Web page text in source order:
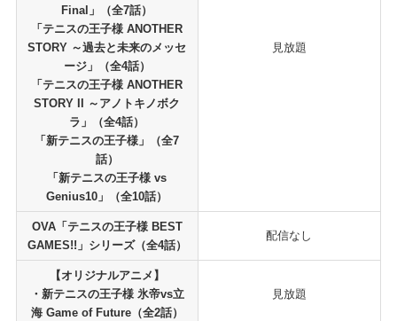
Final」（全7話）
「テニスの王子様 ANOTHER
STORY ～過去と未来のメッセ
ージ」（全4話）
「テニスの王子様 ANOTHER
STORY II ～アノトキノボク
ラ」（全4話）
「新テニスの王子様」（全7
話）
「新テニスの王子様 vs
Genius10」（全10話）
見放題
OVA「テニスの王子様 BEST
GAMES!!」シリーズ（全4話）
配信なし
【オリジナルアニメ】
・新テニスの王子様 氷帝vs立
海 Game of Future（全2話）
見放題